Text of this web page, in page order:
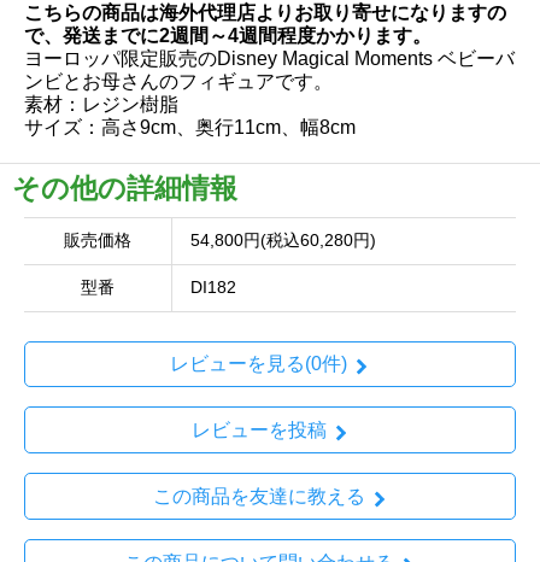
こちらの商品は海外代理店よりお取り寄せになりますの
で、発送までに2週間～4週間程度かかります。
ヨーロッパ限定販売のDisney Magical Moments ベビーバ
ンビとお母さんのフィギュアです。
素材：レジン樹脂
サイズ：高さ9cm、奥行11cm、幅8cm
その他の詳細情報
販売価格 54,800円(税込60,280円)
型番 DI182
レビューを見る(0件)
レビューを投稿
この商品を友達に教える